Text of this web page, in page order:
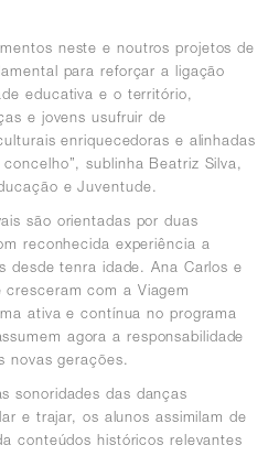
neste e noutros projetos de
para reforçar a ligação
educativa e o território,
e jovens usufruir de
enriquecedoras e alinhadas
sublinha Beatriz Silva,
e Juventude.
são orientadas por duas
reconhecida experiência a
desde tenra idade. Ana Carlos e
cresceram com a Viagem
ativa e contínua no programa
agora a responsabilidade
novas gerações.
sonoridades das danças
e trajar, os alunos assimilam de
conteúdos históricos relevantes